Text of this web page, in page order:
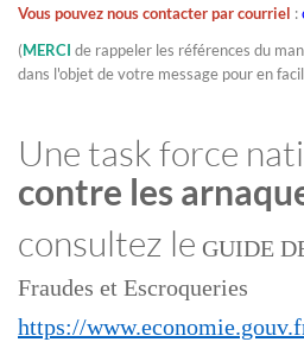
Vous pouvez nous contacter par courriel :
(MERCI de rappeler les références du
dans l'objet de votre message pour en
Une task force
contre les
consultez le GUIDE
Fraudes et Escroqueries
https://